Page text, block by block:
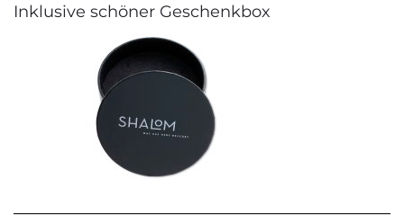
Inklusive schöner Geschenkbox